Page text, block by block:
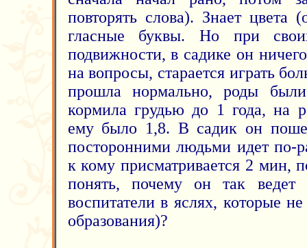
повторять слова). Знает цвета
гласные буквы. Но при
подвижности, в садике он
на вопросы, старается играть
прошла нормально, роды
кормила грудью до 1 года, на
ему было 1,8. В садик он
посторонними людьми идет по-
к кому присматривается 2 мин,
понять, почему он так
воспитатели в яслях, которые
образования)?